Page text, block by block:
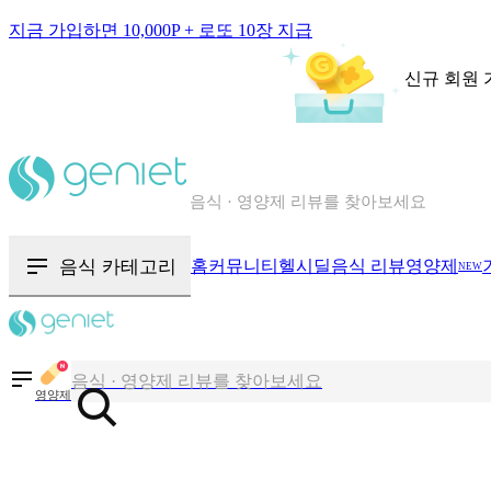
지금 가입하면 10,000P + 로또 10장 지급
신규 회원
음식 · 영양제 리뷰를 찾아보세요
음식 카테고리 홈커뮤니티 헬시딜음식 리뷰영양제 NEW
영양제 혈당 · 다이어트 음식 검색해보세요